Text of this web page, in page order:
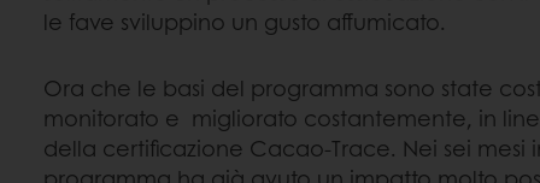
le fave sviluppino un gusto affumicato.
Ora che le basi del programma sono state
monitorato e migliorato costantemente, in
della certificazione Cacao-Trace. Nei sei mesi